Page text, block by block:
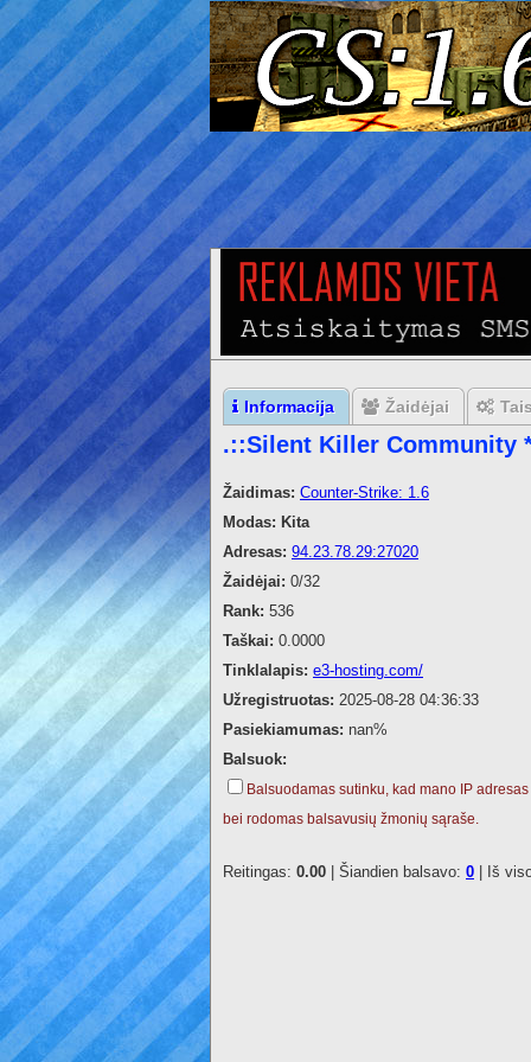
Informacija Žaidėjai
.::Silent Killer Community
Žaidimas: Counter-Strike: 1.6
Modas: Kita
Adresas: 94.23.78.29:27020
Žaidėjai: 0/32
Rank: 536
Taškai: 0.0000
Tinklalapis: e3-hosting.com/
Užregistruotas: 2025-08-28 04:36:33
Pasiekiamumas: nan%
Balsuok:
Balsuodamas sutinku, kad mano IP
bei rodomas balsavusių žmonių sąraše.
Reitingas: 0.00 | Šiandien balsavo: 0 | Iš